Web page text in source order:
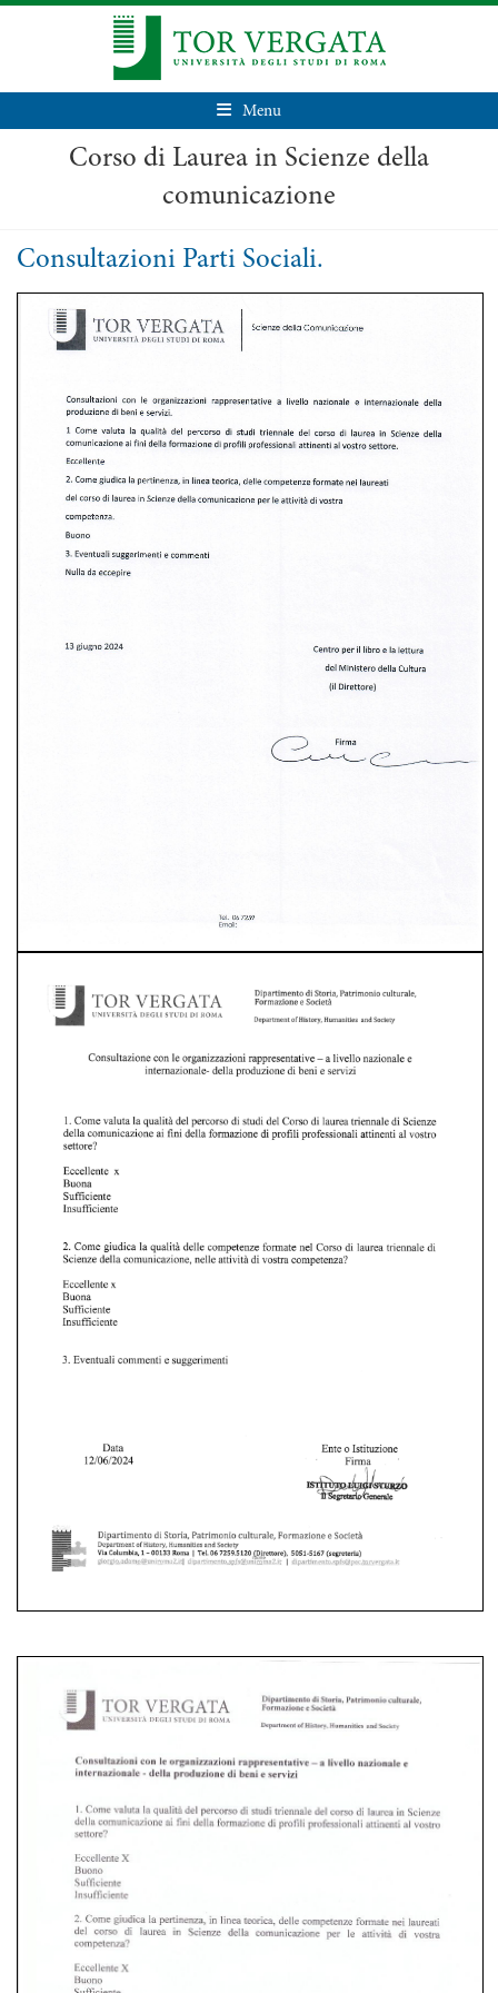
Menu
Corso di Laurea in Scienze della
comunicazione
Consultazioni Parti Sociali.